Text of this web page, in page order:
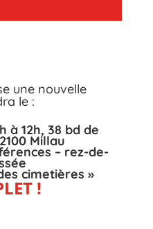
une nouvelle
le :
à 12h, 38 bd de
Millau
– rez-de-
cimetières »
!